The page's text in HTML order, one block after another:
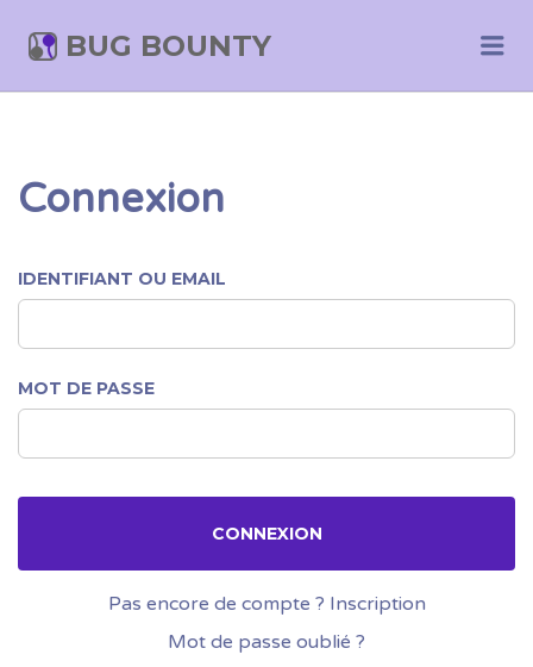
BUG BOUNTY
Connexion
IDENTIFIANT OU EMAIL
MOT DE PASSE
CONNEXION
Pas encore de compte ? Inscription
Mot de passe oublié ?